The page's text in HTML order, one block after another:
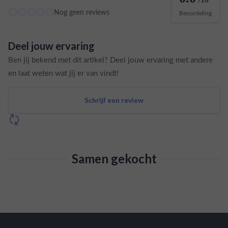
Nog geen reviews Beoordeling
Deel jouw ervaring
Ben jij bekend met dit artikel? Deel jouw ervaring met andere
en laat weten wat jij er van vindt!
Schrijf een review
Samen gekocht